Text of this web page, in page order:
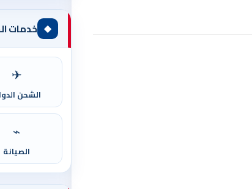
◆ خدمات
✈
الشحن
⌁
الصيانة